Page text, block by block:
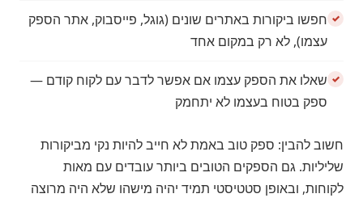
חפשו ביקורות באתרים שונים (גוגל, פייסבוק, אתר הספק
עצמו), לא רק במקום אחד
שאלו את הספק עצמו אם אפשר לדבר עם לקוח קודם —
ספק בטוח בעצמו לא יתחמק
חשוב להבין: ספק טוב באמת לא חייב להיות נקי מביקורות
שליליות. גם הספקים הטובים ביותר עובדים עם מאות
לקוחות, ובאופן סטטיסטי תמיד יהיה מישהו שלא היה מרוצה